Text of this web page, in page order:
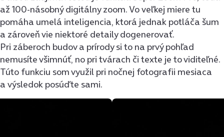
až 100-násobný digitálny zoom. Vo veľkej miere tu
pomáha umelá inteligencia, ktorá jednak potláča šum
a zároveň vie niektoré detaily dogenerovať.
Pri záberoch budov a prírody si to na prvý pohľad
nemusíte všimnúť, no pri tvárach či texte je to viditeľné.
Túto funkciu som využil pri nočnej fotografii mesiaca
a výsledok posúďte sami.